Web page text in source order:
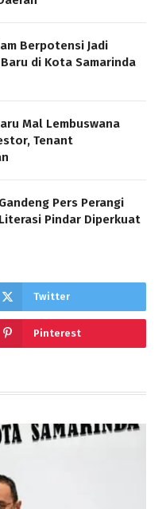
Berpotensi Jadi
di Kota Samarinda
Mal Lembuswana
Tenant
Pers Perangi
Pindar Diperkuat
Twitter
Pinterest